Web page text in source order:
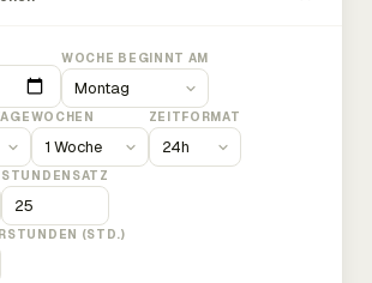
WOCHE BEGINNT AM
WOCHEN ZEITFORMAT
STUNDENSATZ
(STD.)